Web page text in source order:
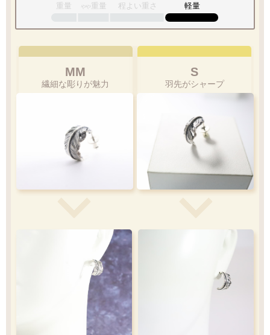
重量 やや 重量 程よい重さ 軽量
MM
繊細な彫りが魅力
S
羽先がシャープ